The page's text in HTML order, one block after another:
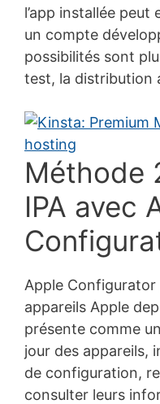
l’app installée
un compte
possibilités sont
test, la distribution
Méthode
IPA avec
Apple
appareils Apple
présente comme
jour des appareils,
de configuration,
consulter leurs